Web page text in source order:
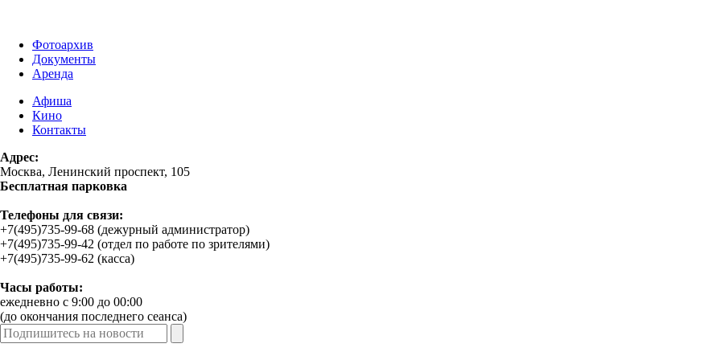
Фотоархив
Документы
Аренда
Афиша
Кино
Контакты
Адрес:
Москва, Ленинский проспект, 105
Бесплатная парковка
Телефоны для связи:
+7(495)735-99-68 (дежурный администратор)
+7(495)735-99-42 (отдел по работе по зрителями)
+7(495)735-99-62 (касса)
Часы работы:
ежедневно с 9:00 до 00:00
(до окончания последнего сеанса)